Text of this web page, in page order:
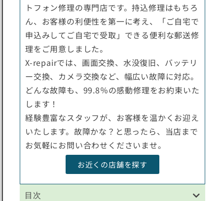
トフォン修理の専門店です。持込修理はもちろ
ん、お客様の利便性を第一に考え、「ご自宅で
申込みしてご自宅で受取」できる便利な郵送修
理をご用意しました。
X-repairでは、画面交換、水没復旧、バッテリ
ー交換、カメラ交換など、幅広い故障に対応。
どんな故障も、99.8％の感動修理をお約束いた
します！
経験豊富なスタッフが、お客様を温かくお迎え
いたします。故障かな？と思ったら、当店まで
お気軽にお問い合わせくださいませ。
お近くの店舗を探す
目次